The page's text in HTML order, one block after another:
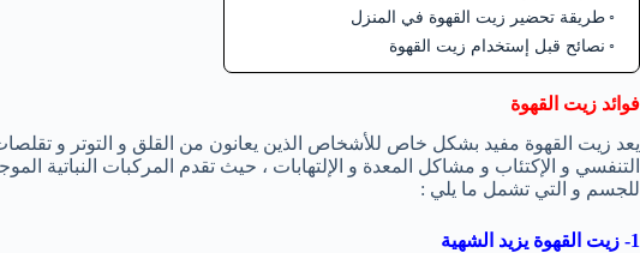
طريقة تحضير زيت القهوة في المنزل
نصائح قبل إستخدام زيت القهوة
فوائد زيت القهوة
يعد زيت القهوة مفيد بشكل خاص للأشخاص الذين يعانون من القلق و التوتر و
التنفسي و الإكتئاب و مشاكل المعدة و الإلتهابات ، حيث تقدم المركبات النباتية
للجسم و التي تشمل ما يلي :
1- زيت القهوة يزيد الشهية